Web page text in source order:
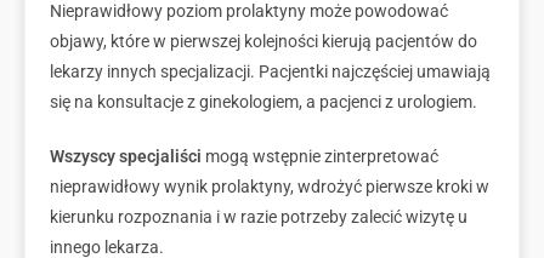
Nieprawidłowy poziom prolaktyny może powodować
objawy, które w pierwszej kolejności kierują pacjentów do
lekarzy innych specjalizacji. Pacjentki najczęściej umawiają
się na konsultacje z ginekologiem, a pacjenci z urologiem.
Wszyscy specjaliści mogą wstępnie zinterpretować
nieprawidłowy wynik prolaktyny, wdrożyć pierwsze kroki w
kierunku rozpoznania i w razie potrzeby zalecić wizytę u
innego lekarza.